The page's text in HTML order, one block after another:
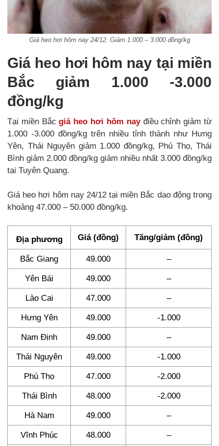
Giá heo hơi hôm nay 24/12: Giảm 1.000 – 3.000 đồng/kg
Giá heo hơi hôm nay tại miền
Bắc giảm 1.000 -3.000
đồng/kg
Tại miền Bắcgiá heo hơi hôm nayđiều chỉnh giảm từ
1.000 -3.000 đồng/kg trên nhiều tỉnh thành như Hưng
Yên, Thái Nguyên giảm 1.000 đồng/kg, Phú Thọ, Thái
Bình giảm 2.000 đồng/kg giảm nhiều nhất 3.000 đồng/kg
tại Tuyên Quang.
Giá heo hơi hôm nay 24/12 tại miền Bắc dao động trong
khoảng 47.000 – 50.000 đồng/kg.
Địa phương Giá (đồng) Tăng/giảm (đồng)
Bắc Giang 49.000 –
Yên Bái 49.000 –
Lào Cai 47.000 –
Hưng Yên 49.000 -1.000
Nam Định 49.000 –
Thái Nguyên 49.000 -1.000
Phú Thọ 47.000 -2.000
Thái Bình 48.000 -2.000
Hà Nam 49.000 –
Vĩnh Phúc 48.000 –